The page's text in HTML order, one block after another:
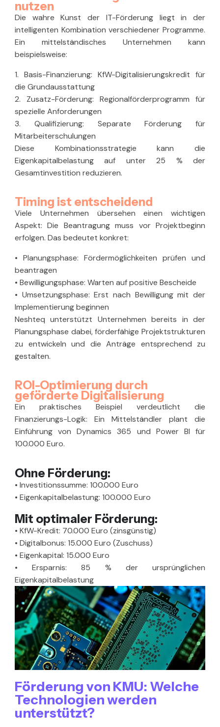
nutzen
Die wahre Kunst der IT-Förderung liegt in der
intelligenten Kombination verschiedener Programme.
Ein mittelständisches Unternehmen kann
beispielsweise:
1. Basis-Finanzierung: KfW-Digitalisierungskredit für
die Grundausstattung
2. Zusatz-Förderung: Regionalförderprogramm für
spezielle Anforderungen
3. Qualifizierung: Separate Förderung für
Mitarbeiterschulungen
Diese Kombinationsstrategie kann die
Eigenkapitalbelastung auf unter 25 % der
Gesamtinvestition reduzieren.
Timing ist entscheidend
Viele Unternehmen übersehen einen wichtigen
Aspekt: Die Beantragung muss vor Projektbeginn
erfolgen. Das bedeutet konkret:
• Planungsphase: Fördermöglichkeiten prüfen und
beantragen
• Bewilligungsphase: Warten auf positive Bescheide
• Umsetzungsphase: Erst nach Bewilligung mit der
Implementierung beginnen
Neshteq unterstützt Unternehmen bereits in der
Planungsphase dabei, förderfähige Projektstrukturen
zu entwickeln und die Anträge entsprechend zu
gestalten.
ROI-Optimierung durch
geförderte Digitalisierung
Ein praktisches Beispiel verdeutlicht die
Finanzierungs-Logik: Ein Mittelständler plant die
Einführung von Dynamics 365 und Power BI für
100.000 Euro.
Ohne Förderung:
• Investitionssumme: 100.000 Euro
• Eigenkapitalbelastung: 100.000 Euro
Mit optimaler Förderung:
• KfW-Kredit: 70.000 Euro (zinsgünstig)
• Digitalbonus: 15.000 Euro (Zuschuss)
• Eigenkapital: 15.000 Euro
•Ersparnis: 85 % der ursprünglichen
Eigenkapitalbelastung
Förderung von KMU: Welche
Technologien werden
unterstützt?